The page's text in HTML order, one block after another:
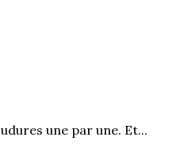
une par une. Et...